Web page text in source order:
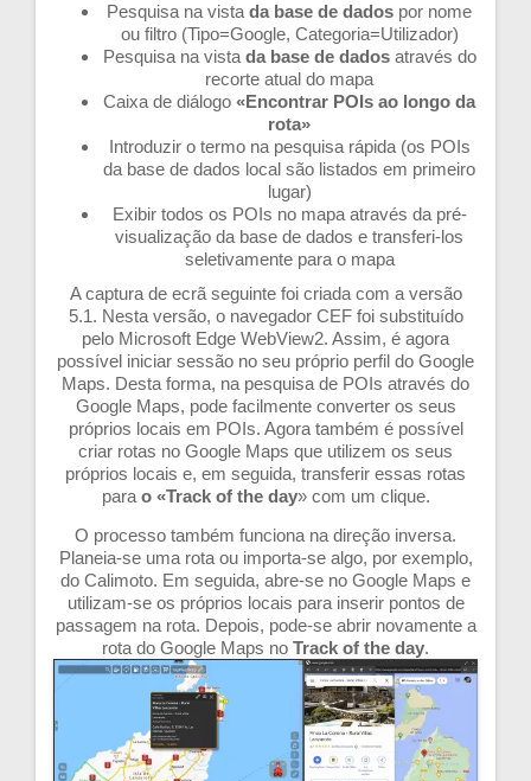
Pesquisa na vista da base de dados por nome
ou filtro (Tipo=Google, Categoria=Utilizador)
Pesquisa na vista da base de dadosatravés do
recorte atual do mapa
Caixa de diálogo «Encontrar POIs ao longo da
rota»
Introduzir o termo na pesquisa rápida (os POIs
da base de dados local são listados em primeiro
lugar)
Exibir todos os POIs no mapa através da pré-
visualização da base de dados e transferi-los
seletivamente para o mapa
A captura de ecrã seguinte foi criada com a versão
5.1. Nesta versão, o navegador CEF foi substituído
pelo Microsoft Edge WebView2. Assim, é agora
possível iniciar sessão no seu próprio perfil do Google
Maps. Desta forma, na pesquisa de POIs através do
Google Maps, pode facilmente converter os seus
próprios locais em POIs. Agora também é possível
criar rotas no Google Maps que utilizem os seus
próprios locais e, em seguida, transferir essas rotas
para o «Track of the day» com um clique.
O processo também funciona na direção inversa.
Planeia-se uma rota ou importa-se algo, por exemplo,
do Calimoto. Em seguida, abre-se no Google Maps e
utilizam-se os próprios locais para inserir pontos de
passagem na rota. Depois, pode-se abrir novamente a
rota do Google Maps no Track of the day.